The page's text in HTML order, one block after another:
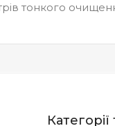
тонкого очищення
Категорії